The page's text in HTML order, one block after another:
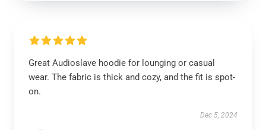
Great Audioslave hoodie for lounging or casual
wear. The fabric is thick and cozy, and the fit is spot-
on.
Dec 5, 2024